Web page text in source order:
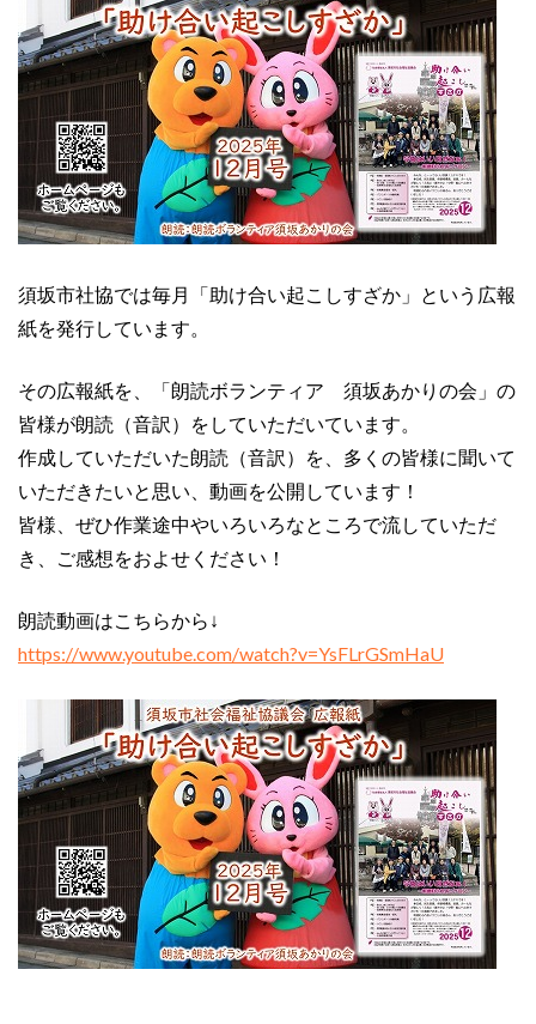
須坂市社協では毎月「助け合い起こしすざか」という広報
紙を発行しています。
その広報紙を、「朗読ボランティア 須坂あかりの会」の
皆様が朗読（音訳）をしていただいています。
作成していただいた朗読（音訳）を、多くの皆様に聞いて
いただきたいと思い、動画を公開しています！
皆様、ぜひ作業途中やいろいろなところで流していただ
き、ご感想をおよせください！
朗読動画はこちらから↓
https://www.youtube.com/watch?v=YsFLrGSmHaU